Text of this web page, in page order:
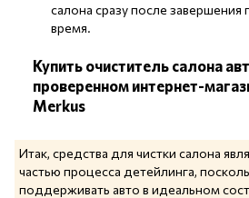
салона сразу после
время.
Купить очиститель салона
проверенном интернет-
Merkus
Итак, средства для чистки салона
частью процесса детейлинга,
поддерживать авто в идеальном